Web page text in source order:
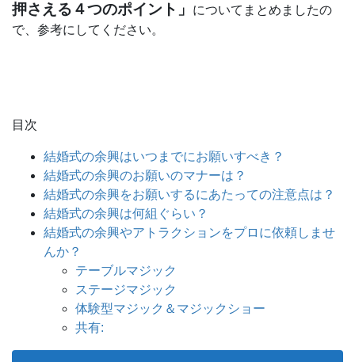
押さえる４つのポイント」
についてまとめましたの
で、参考にしてください。
目次
結婚式の余興はいつまでにお願いすべき？
結婚式の余興のお願いのマナーは？
結婚式の余興をお願いするにあたっての注意点は？
結婚式の余興は何組ぐらい？
結婚式の余興やアトラクションをプロに依頼しませ
んか？
テーブルマジック
ステージマジック
体験型マジック＆マジックショー
共有: